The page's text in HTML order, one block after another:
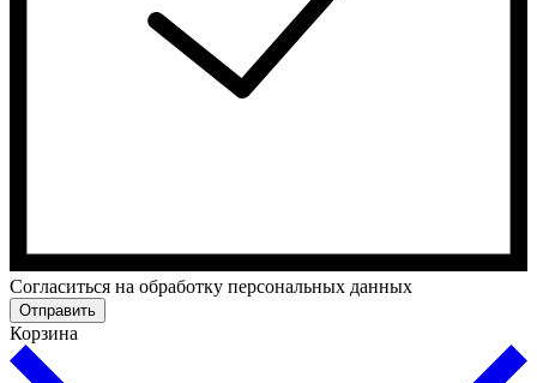
Cогласиться на обработку персональных данных
Отправить
Корзина